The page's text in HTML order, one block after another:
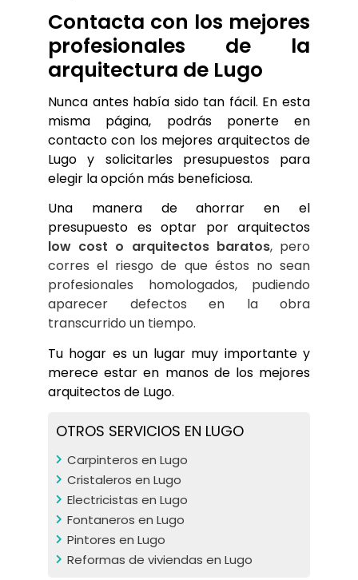
Contacta con los mejores
profesionales de la
arquitectura de Lugo
Nunca antes había sido tan fácil. En esta
misma página, podrás ponerte en
contacto con los mejores arquitectos de
Lugo y solicitarles presupuestos para
elegir la opción más beneficiosa.
Una manera de ahorrar en el
low cost o arquitectos baratos, pero
corres el riesgo de que éstos no sean
profesionales homologados, pudiendo
aparecer defectos en la obra
transcurrido un tiempo.
Tu hogar es un lugar muy importante y
merece estar en manos de los mejores
arquitectos de Lugo.
OTROS SERVICIOS EN LUGO
Carpinteros en Lugo
Cristaleros en Lugo
Electricistas en Lugo
Fontaneros en Lugo
Pintores en Lugo
Reformas de viviendas en Lugo